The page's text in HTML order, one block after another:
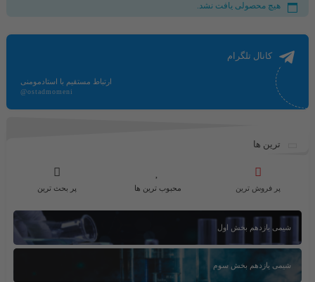
هیچ محصولی یافت نشد.
کانال تلگرام
ارتباط مستقیم با استادمومنی
@ostadmomeni
ترین ها
پر فروش ترین محبوب ترین ها پر بحث ترین
شیمی یازدهم بخش اول
شیمی یازدهم بخش سوم